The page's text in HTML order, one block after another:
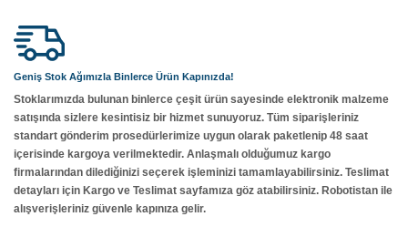
Geniş Stok Ağımızla Binlerce Ürün Kapınızda!
Stoklarımızda bulunan binlerce çeşit ürün sayesinde elektronik malzeme
satışında sizlere kesintisiz bir hizmet sunuyoruz. Tüm siparişleriniz
standart gönderim prosedürlerimize uygun olarak paketlenip 48 saat
içerisinde kargoya verilmektedir. Anlaşmalı olduğumuz kargo
firmalarından dilediğinizi seçerek işleminizi tamamlayabilirsiniz. Teslimat
detayları için Kargo ve Teslimat sayfamıza göz atabilirsiniz. Robotistan ile
alışverişleriniz güvenle kapınıza gelir.